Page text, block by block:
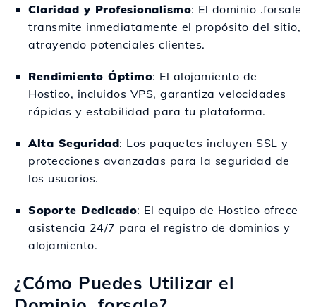
Claridad y Profesionalismo: El dominio .forsale
transmite inmediatamente el propósito del sitio,
atrayendo potenciales clientes.
Rendimiento Óptimo: El alojamiento de
Hostico, incluidos VPS, garantiza velocidades
rápidas y estabilidad para tu plataforma.
Alta Seguridad: Los paquetes incluyen SSL y
protecciones avanzadas para la seguridad de
los usuarios.
Soporte Dedicado: El equipo de Hostico ofrece
asistencia 24/7 para el registro de dominios y
alojamiento.
¿Cómo Puedes Utilizar el